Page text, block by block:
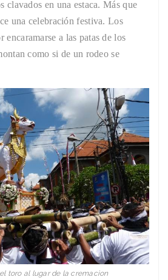
clavados en una estaca. Más que
una celebración festiva. Los
encaramarse a las patas de los
como si de un rodeo se
toro al lugar de la cremacion